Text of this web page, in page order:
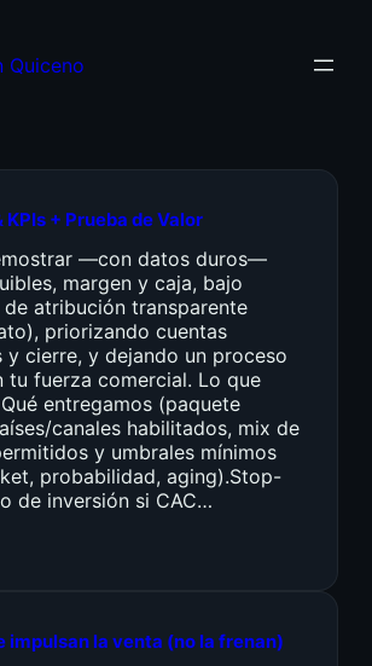
Quiceno
KPIs + Prueba de Valor
—con datos duros—
margen y caja, bajo
atribución transparente
priorizando cuentas
y cierre, y dejando un proceso
tu fuerza comercial. Lo que
entregamos (paquete
canales habilitados, mix de
y umbrales mínimos
probabilidad, aging).Stop-
de inversión si CAC…
impulsan la venta (no la frenan)